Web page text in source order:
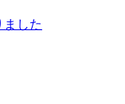
ました